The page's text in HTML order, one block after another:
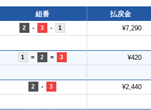
組番 払戻金
2 - 3 - 1 ¥7,290
1 = 2 = 3 ¥420
2 - 3 ¥2,440